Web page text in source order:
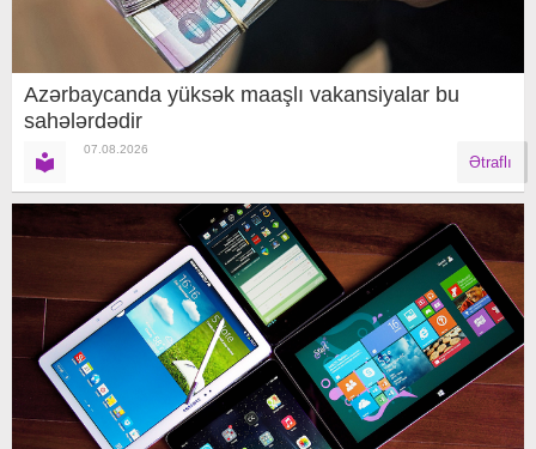
Azərbaycanda yüksək maaşlı vakansiyalar bu
sahələrdədir
07.08.2026
Ətraflı